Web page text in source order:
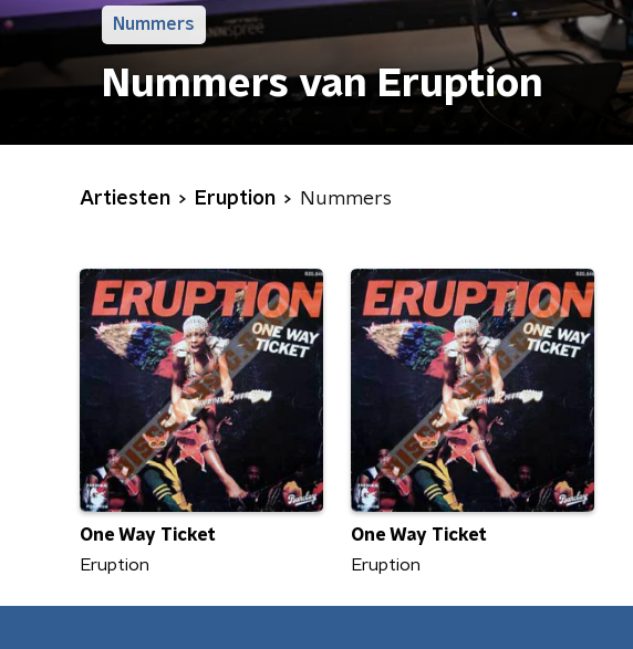
Nummers
Nummers van Eruption
Artiesten Eruption Nummers
One Way Ticket
Eruption
One Way Ticket
Eruption